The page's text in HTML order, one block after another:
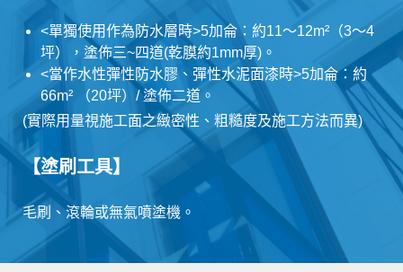
<單獨使用作為防水層時>5加侖：約11～12m²（3～4
坪），塗佈三~四道(乾膜約1mm厚)。
<當作水性彈性防水膠、彈性水泥面漆時>5加侖：約
66m² （20坪）/ 塗佈二道。
(實際用量視施工面之緻密性、粗糙度及施工方法而異)
【塗刷工具】
毛刷、滾輪或無氣噴塗機。